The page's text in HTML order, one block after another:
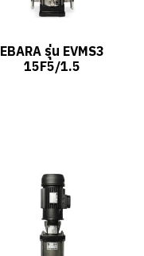
EBARA รุ่น EVMS3
15F5/1.5